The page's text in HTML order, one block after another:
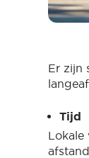
Er zijn
Tijd
Lokale